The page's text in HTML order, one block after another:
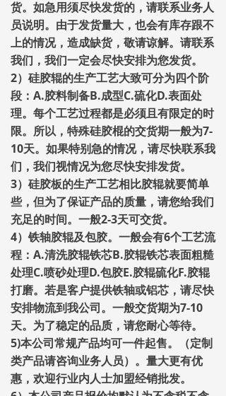
货。如急用须尽快发货的，请联系业务人
员说明。由于发货量大，也会有库存跟不
上的情况，造成缺货，敬请谅解。请联系
我们，我们一定会尽快安排为您发货。
2）硅胶辊的生产工艺大致可分为四个阶
段：A.胶料制备B.成型C.硫化D.表面处
理。每个工艺过程都是必须且有限定的时
限。所以，特殊硅胶棍的交货期一般为7-
10天。如果特别急的情况，请尽快联系我
们，我们视情况为您尽快安排发货。
3）硅胶板的生产工艺相比胶辊就要简单
些，但为了保证产品的质量，请您给我们
充足的时间。一般2-3天可交货。
4）铁轴胶辊及包胶。一般会有6个工艺流
程：A.清洗胶辊铁芯B.胶辊铁芯表面粗糙
处理C.喷砂处理D.包胶E.胶辊硫化F.胶辊
打磨。若是客户提供铁轴或铝芯，请尽快
安排物流到我公司。一般交货期为7-10
天。为了稳定的品质，请您耐心等待。
5)本公司常规产品均可一件起售。（定制
类产品请咨询业务人员）。量大更有优
惠，欢迎行业内人士加盟经销批发。